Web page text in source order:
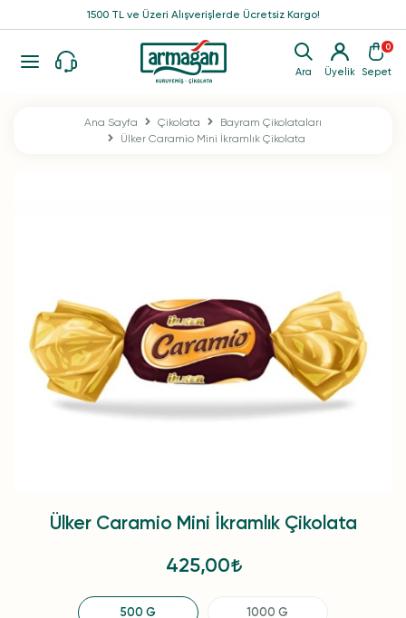
Ara Üyelik
0
Sepet
1500 TL ve Üzeri Alışverişlerde Ücretsiz Kargo!
Ana Sayfa Çikolata
Bayram Çikolataları
Ülker Caramio Mini İkramlık Çikolata
Ülker Caramio Mini İkramlık Çikolata
425,00
500 G 1000 G